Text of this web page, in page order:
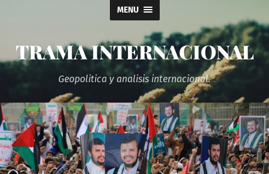
MENU
TRAMA INTERNACIONAL
Geopolitica y analisis internacional.